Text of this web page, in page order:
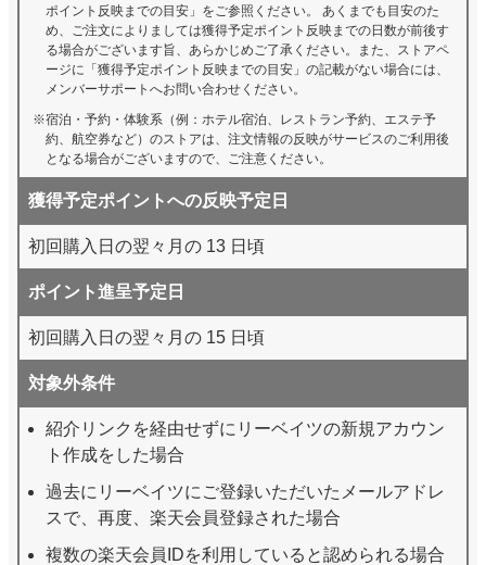
ポイント反映までの目安」をご参照ください。 あくまでも目安のた
め、ご注文によりましては獲得予定ポイント反映までの日数が前後す
る場合がございます旨、あらかじめご了承ください。また、ストアペ
ージに「獲得予定ポイント反映までの目安」の記載がない場合には、
メンバーサポートへお問い合わせください。
宿泊・予約・体験系（例：ホテル宿泊、レストラン予約、エステ予
約、航空券など）のストアは、注文情報の反映がサービスのご利用後
となる場合がございますので、ご注意ください。
獲得予定ポイントへの反映予定日
初回購入日の翌々月の 13 日頃
ポイント進呈予定日
初回購入日の翌々月の 15 日頃
対象外条件
紹介リンクを経由せずにリーベイツの新規アカウン
ト作成をした場合
過去にリーベイツにご登録いただいたメールアドレ
スで、再度、楽天会員登録された場合
複数の楽天会員IDを利用していると認められる場合